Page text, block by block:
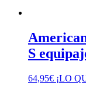
S
64,95€ ¡LO